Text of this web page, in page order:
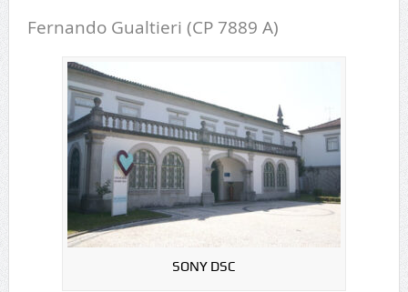
Fernando Gualtieri (CP 7889 A)
SONY DSC